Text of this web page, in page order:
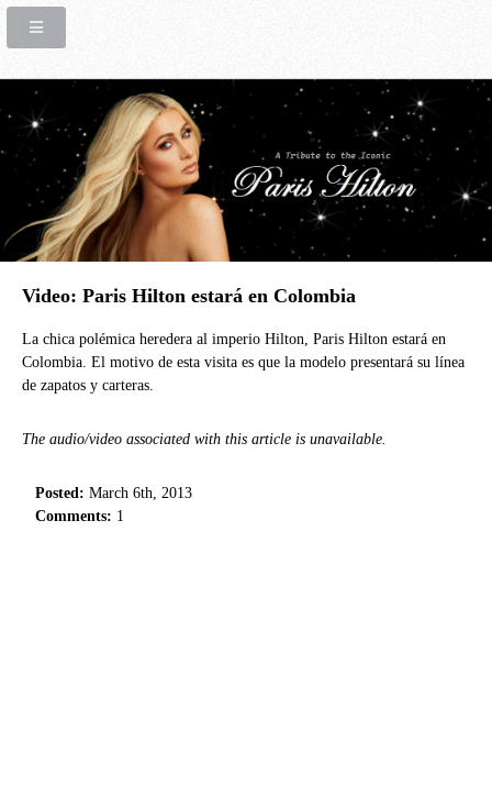
Video: Paris Hilton estará en Colombia
La chica polémica heredera al imperio Hilton, Paris Hilton estará en
Colombia. El motivo de esta visita es que la modelo presentará su línea
de zapatos y carteras.
The audio/video associated with this article is unavailable.
Posted: March 6th, 2013
Comments: 1